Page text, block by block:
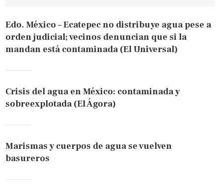
Edo. México – Ecatepec no distribuye agua pese a
orden judicial; vecinos denuncian que si la
mandan está contaminada (El Universal)
Crisis del agua en México: contaminada y
sobreexplotada (El Ágora)
Marismas y cuerpos de agua se vuelven
basureros